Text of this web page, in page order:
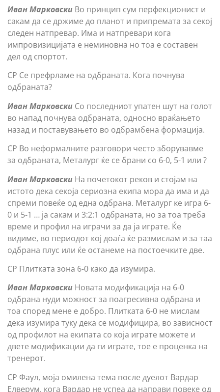
Иван Марковски Во принцип сум перфекционист и
сакам да се држиме до планот и припремата за секој
следен натпревар. Има и натпревари кога
импровизицијата е неминовна но тоа е составен
дел од спортот.
СР Се префрламе на одбраната. Кога почнува
одбраната?
Иван Марковски Со последниот упатен шут на голот
во напад почнува одбраната, односно враќањето
назад и поставувањето во одбрамбена формација.
СР Во неформалните разговори често зборувавме
за одбраната, Металург ќе се брани со 6-0, 5-1 или ?
Иван Марковски На почетокот реков и стојам на
истото дека секоја сериозна екипа мора да има и да
спреми повеќе од една одбрана. Металург ке игра 6-
0 и 5-1 … ја сакам и 3:2:1 одбраната, но за тоа треба
време и профил на играчи за да ја играте. Ќе
видиме, во периодот кој доаѓа ќе размислам и за таа
одбрана плус или ќе останеме на постоечките две.
СР Плитката зона 6-0 како да изумира.
Иван Марковски Новата модификација на 6-0
одбрана нуди можност за поагресивна одбрана и
тоа според мене е добро. Плитката 6-0 не мислам
дека изумира туку дека се модифицира, во зависност
од профилот на екипата со која играте можете и
двете модификации да ги играте, тое е проценка на
тренерот.
СР Фаул, моја омилена тема после дуелот Вардар
Елверум, кога Вардар не успеа да направи повеке од